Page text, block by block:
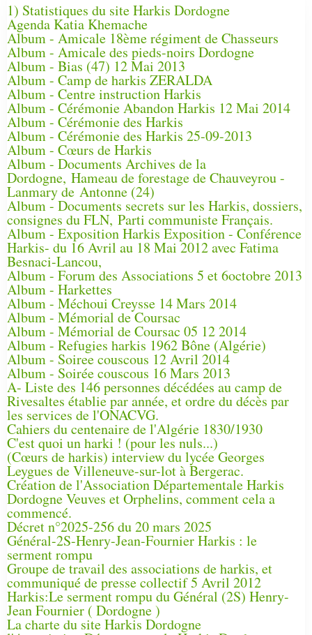
1) Statistiques du site Harkis Dordogne
Agenda Katia Khemache
Album - Amicale 18ème régiment de Chasseurs
Album - Amicale des pieds-noirs Dordogne
Album - Bias (47) 12 Mai 2013
Album - Camp de harkis ZERALDA
Album - Centre instruction Harkis
Album - Cérémonie Abandon Harkis 12 Mai 2014
Album - Cérémonie des Harkis
Album - Cérémonie des Harkis 25-09-2013
Album - Cœurs de Harkis
Album - Documents Archives de la
Dordogne, Hameau de forestage de Chauveyrou -
Lanmary de Antonne (24)
Album - Documents secrets sur les Harkis, dossiers,
consignes du FLN, Parti communiste Français.
Album - Exposition Harkis Exposition - Conférence
Harkis- du 16 Avril au 18 Mai 2012 avec Fatima
Besnaci-Lancou,
Album - Forum des Associations 5 et 6octobre 2013
Album - Harkettes
Album - Méchoui Creysse 14 Mars 2014
Album - Mémorial de Coursac
Album - Mémorial de Coursac 05 12 2014
Album - Refugies harkis 1962 Bône (Algérie)
Album - Soiree couscous 12 Avril 2014
Album - Soirée couscous 16 Mars 2013
A- Liste des 146 personnes décédées au camp de
Rivesaltes établie par année, et ordre du décès par
les services de l'ONACVG.
Cahiers du centenaire de l'Algérie 1830/1930
C'est quoi un harki ! (pour les nuls...)
(Cœurs de harkis) interview du lycée Georges
Leygues de Villeneuve-sur-lot à Bergerac.
Création de l'Association Départementale Harkis
Dordogne Veuves et Orphelins, comment cela a
commencé.
Décret n°2025-256 du 20 mars 2025
Général-2S-Henry-Jean-Fournier Harkis : le
serment rompu
Groupe de travail des associations de harkis, et
communiqué de presse collectif 5 Avril 2012
Harkis:Le serment rompu du Général (2S) Henry-
Jean Fournier ( Dordogne )
La charte du site Harkis Dordogne